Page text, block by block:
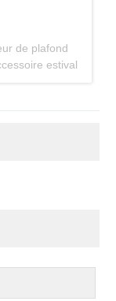
de plafond
estival